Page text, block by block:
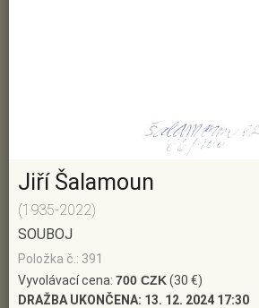
Jiří Šalamoun
(1935-2022)
SOUBOJ
Položka č.: 391
Vyvolávací cena: 700 CZK(30 €)
DRAŽBA UKONČENA: 13. 12. 2024 17:30